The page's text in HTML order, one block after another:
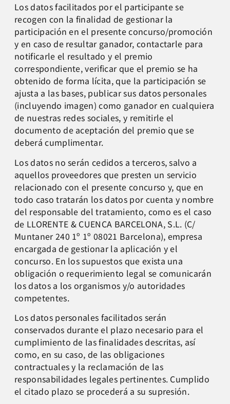
Los datos facilitados por el participante se
recogen con la finalidad de gestionar la
participación en el presente concurso/promoción
y en caso de resultar ganador, contactarle para
notificarle el resultado y el premio
correspondiente, verificar que el premio se ha
obtenido de forma lícita, que la participación se
ajusta a las bases, publicar sus datos personales
(incluyendo imagen) como ganador en cualquiera
de nuestras redes sociales, y remitirle el
documento de aceptación del premio que se
deberá cumplimentar.
Los datos no serán cedidos a terceros, salvo a
aquellos proveedores que presten un servicio
relacionado con el presente concurso y, que en
todo caso tratarán los datos por cuenta y nombre
del responsable del tratamiento, como es el caso
de LLORENTE & CUENCA BARCELONA, S.L. (C/
Muntaner 240 1º 1º 08021 Barcelona), empresa
encargada de gestionar la aplicación y el
concurso. En los supuestos que exista una
obligación o requerimiento legal se comunicarán
los datos a los organismos y/o autoridades
competentes.
Los datos personales facilitados serán
conservados durante el plazo necesario para el
cumplimiento de las finalidades descritas, así
como, en su caso, de las obligaciones
contractuales y la reclamación de las
responsabilidades legales pertinentes. Cumplido
el citado plazo se procederá a su supresión.